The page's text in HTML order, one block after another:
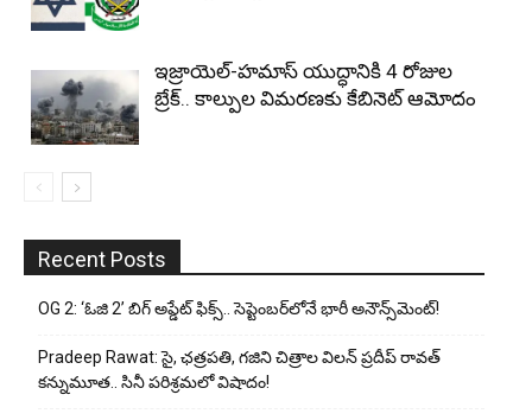
ఇజ్రాయెల్-హమాస్​ యుద్ధానికి 4 రోజుల
బ్రేక్.. కాల్పుల విమరణకు కేబినెట్ ఆమోదం
Recent Posts
OG 2: ‘ఓజి 2’ బిగ్ అప్డేట్ ఫిక్స్.. సెప్టెంబర్‌లోనే భారీ అనౌన్స్‌మెంట్!
Pradeep Rawat: సై, ఛత్రపతి, గజిని చిత్రాల విలన్ ప్రదీప్ రావత్
కన్నుమూత.. సినీ పరిశ్రమలో విషాదం!